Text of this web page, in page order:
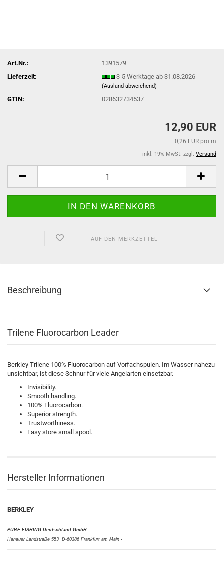
Art.Nr.:
1391579
Lieferzeit:
3-5 Werktage ab 31.08.2026
(Ausland abweichend)
GTIN: 028632734537
12,90 EUR
0,26 EUR pro m
inkl. 19% MwSt. zzgl. Versand
AUF DEN MERKZETTEL
Beschreibung
Trilene Fluorocarbon Leader
Berkley Trilene 100% Fluorocarbon auf Vorfachspulen. Im Wasser nahezu
unsichtbar, ist diese Schnur für viele Angelarten einsetzbar.
Invisibility.
Smooth handling.
100% Fluorocarbon.
Superior strength.
Trustworthiness.
Easy store small spool.
Hersteller Informationen
BERKLEY
PURE FISHING Deutschland GmbH
Hanauer Landstraße 553 ·D-60386 Frankfurt am Main ·